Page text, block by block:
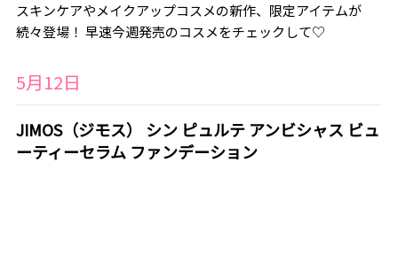
スキンケアやメイクアップコスメの新作、限定アイテムが
続々登場！ 早速今週発売のコスメをチェックして♡
5月12日
JIMOS（ジモス） シン ピュルテ アンビシャス ビュ
ーティーセラム ファンデーション